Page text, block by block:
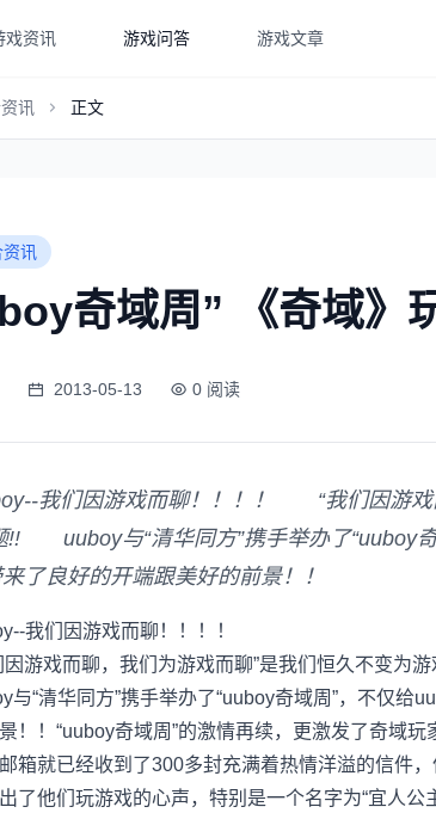
戏资讯 游戏问答 游戏文章
讯 正文
讯
奇域周” 《奇域》
2013-05-13 0 阅读
我们因游戏而聊！！！！ “我们因游戏而
!! uuboy与“清华同方”携手举办了“uuboy
了良好的开端跟美好的前景！！
们因游戏而聊！！！！
戏而聊，我们为游戏而聊”是我们恒久不变为游
清华同方”携手举办了“uuboy奇域周”，不仅给
！！“uuboy奇域周”的激情再续，更激发了奇域
箱就已经收到了300多封充满着热情洋溢的信件
了他们玩游戏的心声，特别是一个名字为“宜人公